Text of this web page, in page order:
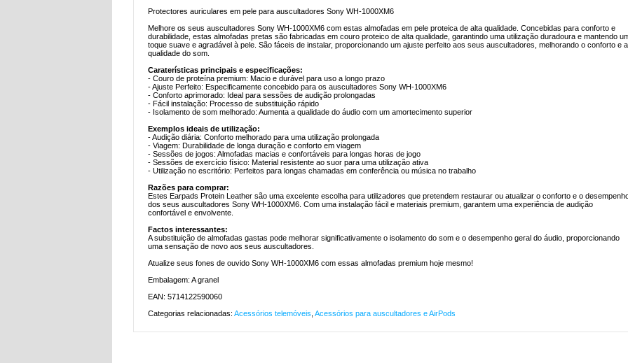
Protectores auriculares em pele para auscultadores Sony WH-1000XM6
Melhore os seus auscultadores Sony WH-1000XM6 com estas almofadas em pele proteica de alta qualidade. Concebidas para conforto e
durabilidade, estas almofadas pretas são fabricadas em couro proteico de alta qualidade, garantindo uma utilização duradoura e mantendo
toque suave e agradável à pele. São fáceis de instalar, proporcionando um ajuste perfeito aos seus auscultadores, melhorando o conforto e a
qualidade do som.
Caraterísticas principais e especificações:
- Couro de proteína premium: Macio e durável para uso a longo prazo
- Ajuste Perfeito: Especificamente concebido para os auscultadores Sony WH-1000XM6
- Conforto aprimorado: Ideal para sessões de audição prolongadas
- Fácil instalação: Processo de substituição rápido
- Isolamento de som melhorado: Aumenta a qualidade do áudio com um amortecimento superior
Exemplos ideais de utilização:
- Audição diária: Conforto melhorado para uma utilização prolongada
- Viagem: Durabilidade de longa duração e conforto em viagem
- Sessões de jogos: Almofadas macias e confortáveis para longas horas de jogo
- Sessões de exercício físico: Material resistente ao suor para uma utilização ativa
- Utilização no escritório: Perfeitos para longas chamadas em conferência ou música no trabalho
Razões para comprar:
Estes Earpads Protein Leather são uma excelente escolha para utilizadores que pretendem restaurar ou atualizar o conforto e o
dos seus auscultadores Sony WH-1000XM6. Com uma instalação fácil e materiais premium, garantem uma experiência de audição
confortável e envolvente.
Factos interessantes:
A substituição de almofadas gastas pode melhorar significativamente o isolamento do som e o desempenho geral do áudio, proporcionando
uma sensação de novo aos seus auscultadores.
Atualize seus fones de ouvido Sony WH-1000XM6 com essas almofadas premium hoje mesmo!
Embalagem: A granel
EAN: 5714122590060
Categorias relacionadas: Acessórios telemóveis Acessórios para auscultadores e AirPods